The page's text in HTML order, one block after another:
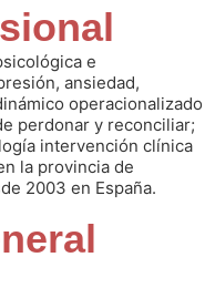
e
ansiedad,
operacionalizado
perdonar y reconciliar;
intervención clínica
la provincia de
2003 en España.